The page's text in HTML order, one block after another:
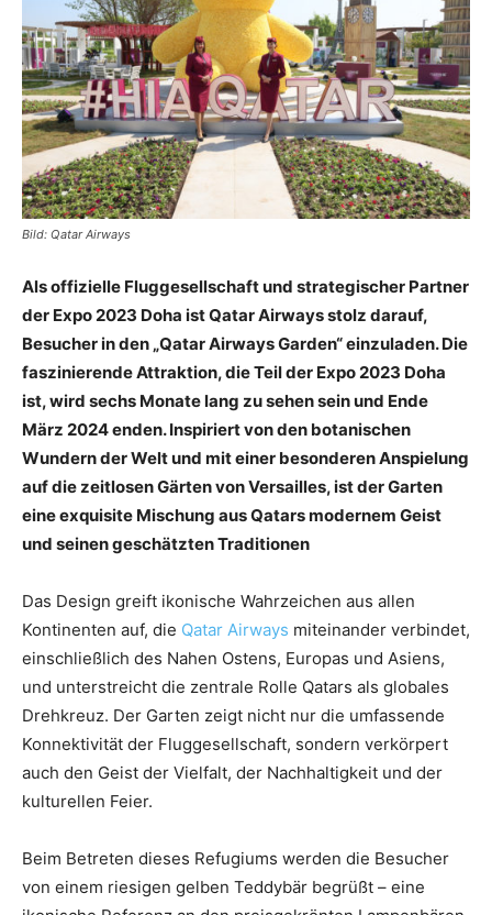
Reiseempfehlungen.
Bild: Qatar Airways
Als offizielle Fluggesellschaft und strategischer Partner
der Expo 2023 Doha ist Qatar Airways stolz darauf,
Besucher in den „Qatar Airways Garden“ einzuladen. Die
faszinierende Attraktion, die Teil der Expo 2023 Doha
ist, wird sechs Monate lang zu sehen sein und Ende
März 2024 enden. Inspiriert von den botanischen
Wundern der Welt und mit einer besonderen Anspielung
auf die zeitlosen Gärten von Versailles, ist der Garten
eine exquisite Mischung aus Qatars modernem Geist
und seinen geschätzten Traditionen
Das Design greift ikonische Wahrzeichen aus allen
Kontinenten auf, die Qatar Airways miteinander verbindet,
einschließlich des Nahen Ostens, Europas und Asiens,
und unterstreicht die zentrale Rolle Qatars als globales
Drehkreuz. Der Garten zeigt nicht nur die umfassende
Konnektivität der Fluggesellschaft, sondern verkörpert
auch den Geist der Vielfalt, der Nachhaltigkeit und der
kulturellen Feier.
Beim Betreten dieses Refugiums werden die Besucher
von einem riesigen gelben Teddybär begrüßt – eine